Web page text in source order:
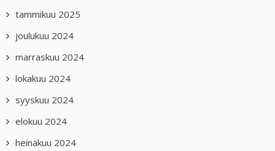
tammikuu 2025
joulukuu 2024
marraskuu 2024
lokakuu 2024
syyskuu 2024
elokuu 2024
heinäkuu 2024